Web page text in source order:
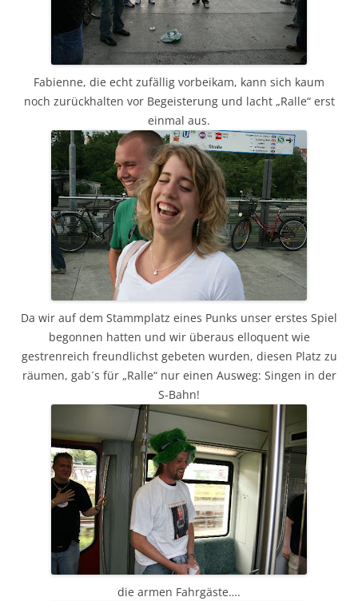
Fabienne, die echt zufällig vorbeikam, kann sich kaum
noch zurückhalten vor Begeisterung und lacht „Ralle“ erst
einmal aus.
Da wir auf dem Stammplatz eines Punks unser erstes Spiel
begonnen hatten und wir überaus elloquent wie
gestrenreich freundlichst gebeten wurden, diesen Platz zu
räumen, gab´s für „Ralle“ nur einen Ausweg: Singen in der
S-Bahn!
die armen Fahrgäste….